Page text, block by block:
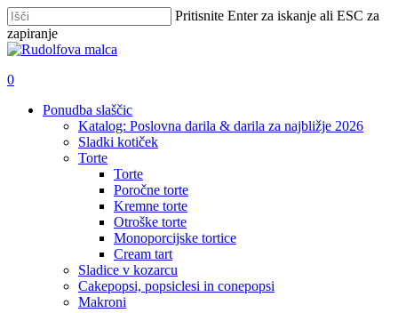
Skip
to
main
Pritisnite Enter za iskanje ali ESC za
zapiranje
Zapri
išči
account
0
Ponudba slaščic
Katalog: Poslovna darila & darila za najbližje 2026
Sladki kotiček
Torte
Torte
Poročne torte
Kremne torte
Otroške torte
Monoporcijske tortice
Cream tart
Sladice v kozarcu
Cakepopsi, popsiclesi in conepopsi
Makroni